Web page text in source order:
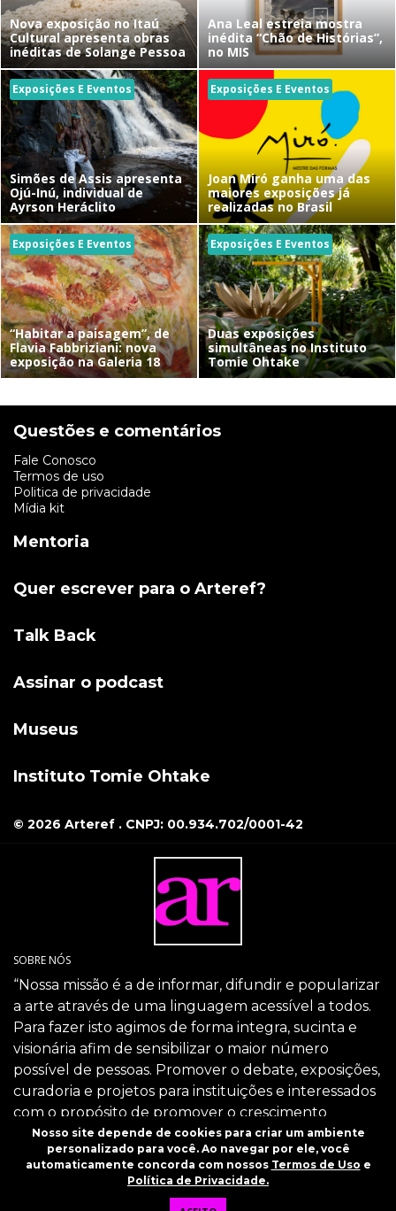
Nova exposição no Itaú
Cultural apresenta obras
inéditas de Solange Pessoa
Ana Leal estreia mostra
inédita “Chão de Histórias”,
no MIS
Exposições E Eventos
Simões de Assis apresenta
Ojú-Inú, individual de
Ayrson Heráclito
Exposições E Eventos
Joan Miró ganha uma das
maiores exposições já
realizadas no Brasil
Exposições E Eventos
“Habitar a paisagem”, de
Flavia Fabbriziani: nova
exposição na Galeria 18
Exposições E Eventos
Duas exposições
simultâneas no Instituto
Tomie Ohtake
Questões e comentários
Fale Conosco
Termos de uso
Politica de privacidade
Mídia kit
Mentoria
Quer escrever para o Arteref?
Talk Back
Assinar o podcast
Museus
Instituto Tomie Ohtake
© 2026 Arteref . CNPJ: 00.934.702/0001-42
SOBRE NÓS
“Nossa missão é a de informar, difundir e popularizar
a arte através de uma linguagem acessível a todos.
Para fazer isto agimos de forma integra, sucinta e
visionária afim de sensibilizar o maior número
possível de pessoas. Promover o debate, exposições,
curadoria e projetos para instituições e interessados
com o propósito de promover o crescimento
intelectual da sociedade através da arte.”
SIGA-NOS
Nosso site depende de cookies para criar um ambiente
personalizado para você. Ao navegar por ele, você
automaticamente concorda com nossos Termos de Uso e
Política de Privacidade.